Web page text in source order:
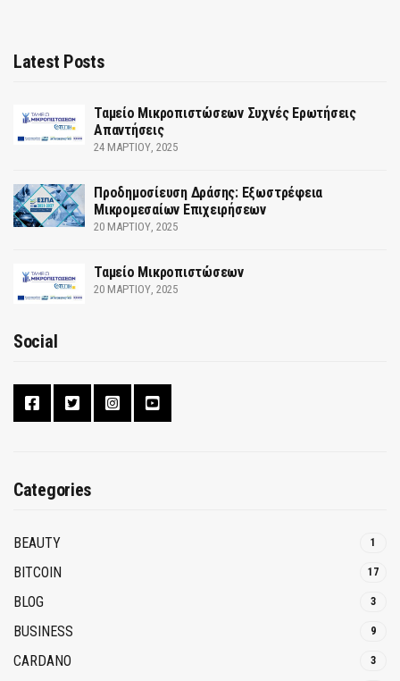
Latest Posts
Ταμείο Μικροπιστώσεων Συχνές Ερωτήσεις
Απαντήσεις
24 ΜΑΡΤΊΟΥ, 2025
Προδημοσίευση Δράσης: Εξωστρέφεια
Μικρομεσαίων Επιχειρήσεων
20 ΜΑΡΤΊΟΥ, 2025
Ταμείο Μικροπιστώσεων
20 ΜΑΡΤΊΟΥ, 2025
Social
Categories
BEAUTY 1
BITCOIN 17
BLOG 3
BUSINESS 9
CARDANO 3